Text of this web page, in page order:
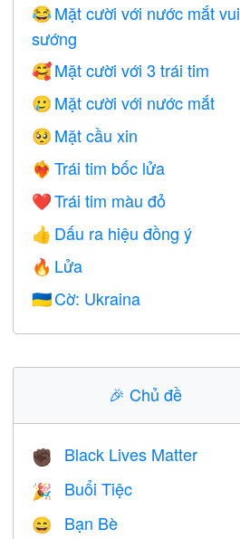
😂 Mặt cười với nước mắt vui
sướng
🥰 Mặt cười với 3 trái tim
🥲 Mặt cười với nước mắt
🥺 Mặt cầu xin
❤️‍🔥 Trái tim bốc lửa
❤️ Trái tim màu đỏ
👍 Dấu ra hiệu đồng ý
🔥 Lửa
🇺🇦Cờ: Ukraina
🎉Chủ đề
✊🏿 Black Lives Matter
🎉 Buổi Tiệc
😄 Bạn Bè